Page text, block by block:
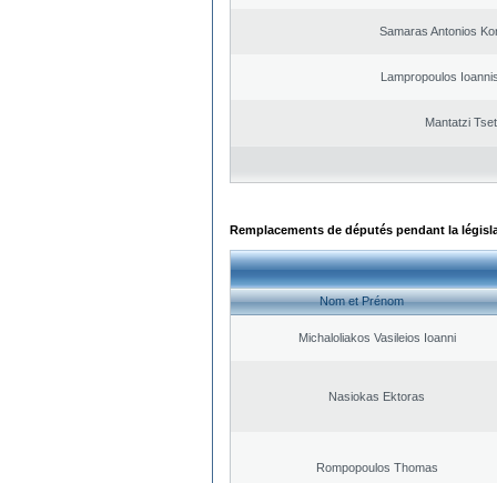
Samaras Antonios
Lampropoulos
Mantatzi
Remplacements de députés pendant la
Nom et Prénom
Michaloliakos Vasileios Ioanni
Nasiokas Ektoras
Rompopoulos Thomas